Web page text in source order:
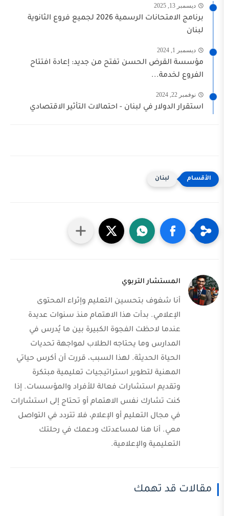
برنامج الامتحانات الرسمية 2026 لجميع فروع الثانوية
الحسن تفتح من جديد: إعادة افتتاح
في لبنان - احتمالات التأثير الاقتصادي
لبنان
التربوي
شغوف بتحسين التعليم وإثراء المحتوى
بدأت هذا الاهتمام منذ سنوات عديدة
لاحظت الفجوة الكبيرة بين ما يُدرس في
وما يحتاجه الطلاب لمواجهة تحديات
الحديثة. لهذا السبب، قررت أن أكرس حياتي
لتطوير استراتيجيات تعليمية مبتكرة
استشارات فعالة للأفراد والمؤسسات. إذا
تشارك نفس الاهتمام أو تحتاج إلى استشارات
مجال التعليم أو الإعلام، فلا تتردد في التواصل
أنا هنا لمساعدتك ودعمك في رحلتك
والإعلامية.
تهمك